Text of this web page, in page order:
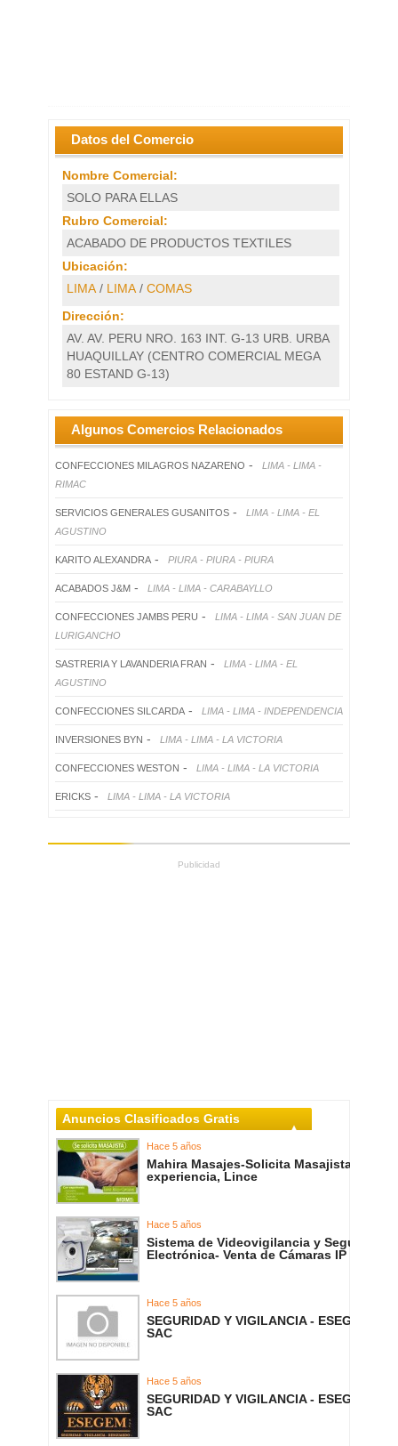
Datos del Comercio
Nombre Comercial:
SOLO PARA ELLAS
Rubro Comercial:
ACABADO DE PRODUCTOS TEXTILES
Ubicación:
LIMA/ LIMA/ COMAS
Dirección:
AV. AV. PERU NRO. 163 INT. G-13 URB. URBA
HUAQUILLAY (CENTRO COMERCIAL MEGA
80 ESTAND G-13)
Algunos Comercios Relacionados
CONFECCIONES MILAGROS NAZARENO -
LIMA - LIMA -
RIMAC
SERVICIOS GENERALES GUSANITOS -
LIMA - LIMA - EL
AGUSTINO
KARITO ALEXANDRA - PIURA - PIURA - PIURA
ACABADOS J&M - LIMA - LIMA - CARABAYLLO
CONFECCIONES JAMBS PERU -
LIMA - LIMA - SAN JUAN DE
LURIGANCHO
SASTRERIA Y LAVANDERIA FRAN -
LIMA - LIMA - EL
AGUSTINO
CONFECCIONES SILCARDA - LIMA - LIMA - INDEPENDENCIA
INVERSIONES BYN - LIMA - LIMA - LA VICTORIA
CONFECCIONES WESTON - LIMA - LIMA - LA VICTORIA
ERICKS - LIMA - LIMA - LA VICTORIA
Publicidad
Anuncios Clasificados Gratis
Hace 5 años
Mahira Masajes-Solicita Masajista con
experiencia, Lince
Hace 5 años
Sistema de Videovigilancia y Seguridad
Electrónica- Venta de Cámaras IP
Hace 5 años
SEGURIDAD Y VIGILANCIA - ESEGEM
SAC
Hace 5 años
SEGURIDAD Y VIGILANCIA - ESEGEM
SAC